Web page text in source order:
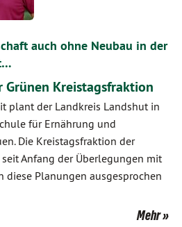
auch ohne Neubau in der
Grünen Kreistagsfraktion
plant der Landkreis Landshut in
für Ernährung und
Die Kreistagsfraktion der
Anfang der Überlegungen mit
diese Planungen ausgesprochen
Mehr